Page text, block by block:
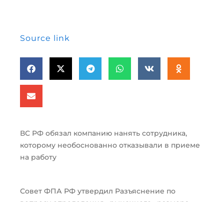
Source link
ВС РФ обязал компанию нанять сотрудника,
которому необоснованно отказывали в приеме
на работу
Совет ФПА РФ утвердил Разъяснение по